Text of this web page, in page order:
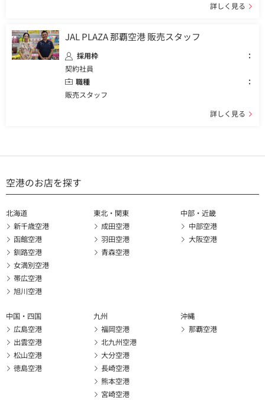
詳しく見る
JAL PLAZA 那覇空港 販売スタッフ
採用枠
契約社員
職種
販売スタッフ
詳しく見る
空港のお店を探す
北海道
新千歳空港
函館空港
釧路空港
女満別空港
帯広空港
旭川空港
東北・関東
成田空港
羽田空港
青森空港
中部・近畿
中部空港
大阪空港
中国・四国
広島空港
出雲空港
松山空港
徳島空港
九州
福岡空港
北九州空港
大分空港
長崎空港
熊本空港
宮崎空港
沖縄
那覇空港